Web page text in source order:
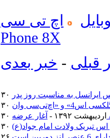
اچ تی سی
Phone 8X
قبلی - خبر بعدی
ایرانسل به مناسبت روز پدر
۳۰ اردیبهشت ۱۳۹۲ -
تبریک ولادت امام جواد(ع)